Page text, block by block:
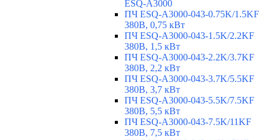
ESQ-A3000
ПЧ ESQ-A3000-043-0.75K/1.5KF
380В, 0,75 кВт
ПЧ ESQ-A3000-043-1.5K/2.2KF
380В, 1,5 кВт
ПЧ ESQ-A3000-043-2.2K/3.7KF
380В, 2,2 кВт
ПЧ ESQ-A3000-043-3.7K/5.5KF
380В, 3,7 кВт
ПЧ ESQ-A3000-043-5.5K/7.5KF
380В, 5,5 кВт
ПЧ ESQ-A3000-043-7.5K/11KF
380В, 7,5 кВт